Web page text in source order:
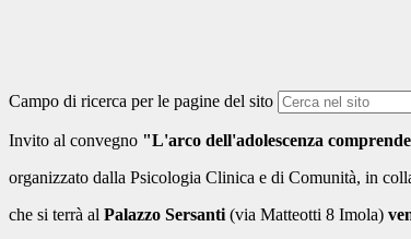
Campo di ricerca per le pagine del sito
Invito al convegno "L'arco dell'adolescenza
organizzato dalla Psicologia Clinica e di Comunità, in
che si terrà al Palazzo Sersanti (via Matteotti 8 Imola)